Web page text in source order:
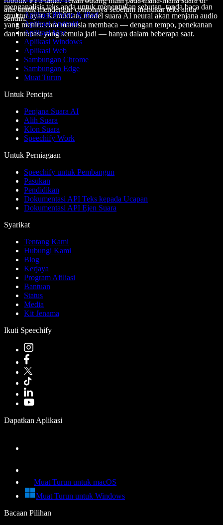
atas untuk mendengar contohnya sebelum menukar teks anda
sendiri.
menganalisis teks anda untuk menentukan sebutan, tanda baca dan
struktur ayat. Kemudian, model suara AI neural akan menjana audio
yang meniru cara manusia membaca — dengan tempo, penekanan
dan intonasi yang semula jadi — hanya dalam beberapa saat.
Aplikasi iPhone & iPad
Aplikasi Android
Aplikasi Mac
Aplikasi Windows
Aplikasi Web
Sambungan Chrome
Sambungan Edge
Muat Turun
Untuk Pencipta
Penjana Suara AI
Alih Suara
Klon Suara
Speechify Work
Untuk Perniagaan
Speechify untuk Pembangun
Pasukan
Pendidikan
Dokumentasi API Teks kepada Ucapan
Dokumentasi API Ejen Suara
Syarikat
Tentang Kami
Hubungi Kami
Blog
Kerjaya
Program Afiliasi
Bantuan
Status
Media
Kit Jenama
Ikuti Speechify
Dapatkan Aplikasi
Muat Turun untuk macOS
Muat Turun untuk Windows
Bacaan Pilihan